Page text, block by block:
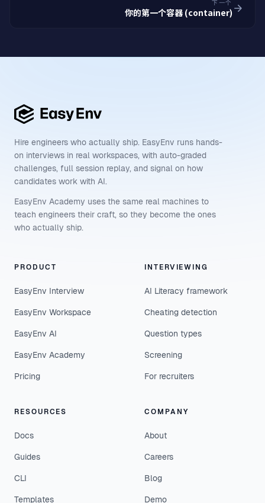
下一个
你的第一个容器 (container)
Hire engineers who actually ship. EasyEnv runs hands-
on interviews in real workspaces, with auto-graded
challenges, full session replay, and signal on how
candidates work with AI.
EasyEnv Academy uses the same real machines to
teach engineers their craft, so they become the ones
who actually ship.
PRODUCT
EasyEnv Interview
EasyEnv Workspace
EasyEnv AI
EasyEnv Academy
Pricing
INTERVIEWING
AI Literacy framework
Cheating detection
Question types
Screening
For recruiters
RESOURCES
Docs
Guides
CLI
Templates
COMPANY
About
Careers
Blog
Demo